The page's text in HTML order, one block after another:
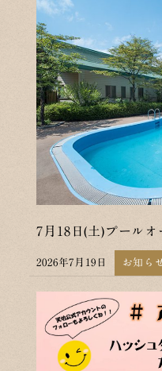
7月18日(土)プール
2026年7月19日 お知ら